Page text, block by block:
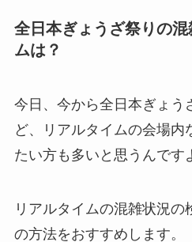
全日本ぎょうざ祭りの
ムは？
今日、今から全日本ぎょう
ど、リアルタイムの会場内
たい方も多いと思うんです
リアルタイムの混雑状況
の方法をおすすめします。